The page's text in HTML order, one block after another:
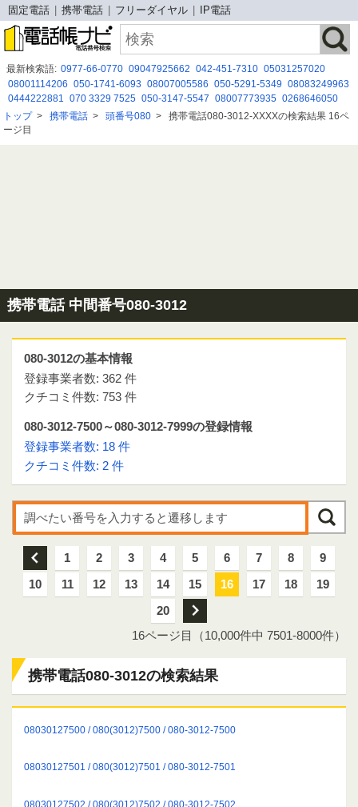
固定電話 携帯電話 フリーダイヤル IP電話
最新検索語: 0977-66-0770 09047925662 042-451-7310 05031257020
08001114206 050-1741-6093 08007005586 050-5291-5349 08083249963
0444222881 070 3329 7525 050-3147-5547 08007773935 0268646050
0422561411 08014146023 080 2643 0257 050-3155-4264 03-4323-5071
08029309461
トップ> 携帯電話 > 頭番号080 > 携帯電話080-3012-XXXXの検索結果 16ペ
ージ目
携帯電話 中間番号080-3012
080-3012の基本情報
登録事業者数: 362 件
クチコミ件数: 753 件
080-3012-7500～080-3012-7999の登録情報
登録事業者数: 18 件
クチコミ件数: 2 件
前 1 2 3 4 5 6 7 8
9
10
11 12 13 14 15 16 17 18
19
20
次
16ページ目（10,000件中 7501-8000件）
携帯電話080-3012の検索結果
08030127500 / 080(3012)7500 / 080-3012-7500
08030127501 / 080(3012)7501 / 080-3012-7501
08030127502 / 080(3012)7502 / 080-3012-7502